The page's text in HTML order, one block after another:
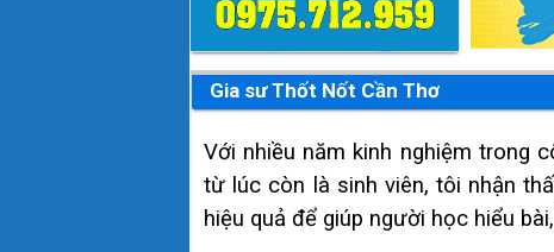
Gia sư Thốt Nốt Cần Thơ
Với nhiều năm kinh nghiệm trong
từ lúc còn là sinh viên, tôi nhận
hiệu quả để giúp người học hiểu